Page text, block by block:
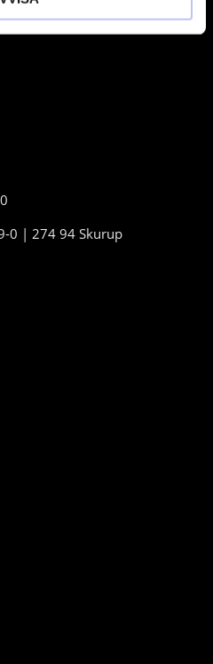
0 | 274 94 Skurup